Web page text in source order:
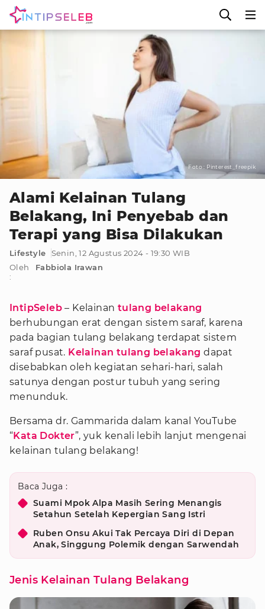
Foto : Pinterest_freepik
Alami Kelainan Tulang
Belakang, Ini Penyebab dan
Terapi yang Bisa Dilakukan
Lifestyle
Senin, 12 Agustus 2024 - 19:30 WIB
Oleh
:
Fabbiola Irawan
IntipSeleb – Kelainan tulang belakang
berhubungan erat dengan sistem saraf, karena
pada bagian tulang belakang terdapat sistem
saraf pusat. Kelainan tulang belakang dapat
disebabkan oleh kegiatan sehari-hari, salah
satunya dengan postur tubuh yang sering
menunduk.
Bersama dr. Gammarida dalam kanal YouTube
“Kata Dokter”, yuk kenali lebih lanjut mengenai
kelainan tulang belakang!
Baca Juga :
Suami Mpok Alpa Masih Sering Menangis
Setahun Setelah Kepergian Sang Istri
Ruben Onsu Akui Tak Percaya Diri di Depan
Anak, Singgung Polemik dengan Sarwendah
Jenis Kelainan Tulang Belakang